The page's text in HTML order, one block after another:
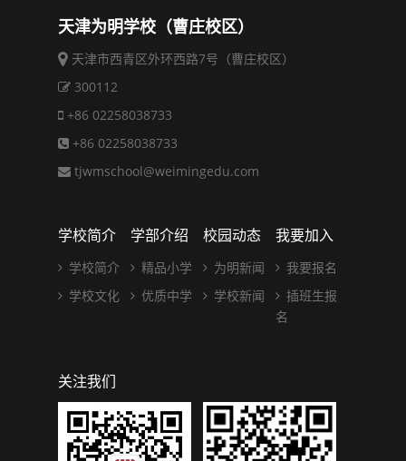
天津为明学校（曹庄校区）
天津市西青区外环西路7号（曹庄校区）
300112
+86 02258038733
+86 02258038733
tjwmschool@weimingedu.com
学校简介
学校简介
学校文化
学部介绍
精品小学
优质中学
校园动态
为明新闻
学校新闻
我要加入
我要报名
插班生报
名
关注我们